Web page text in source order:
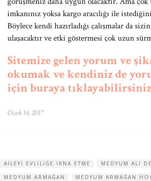
imkanınız yoksa kargo aracılığı ile
Böylece kendi hazırladığı çalışmalar da
ulaşacaktır ve etki göstermesi çok uzun
Sitemize gelen yorum ve
okumak ve kendiniz de
için buraya
Ocak 14, 2017
AILEYI EVLILIĞE IKNA ETME
MEDYUM ALI
MEDYUM ARMAĞAN
MEDYUM ARMAĞAN